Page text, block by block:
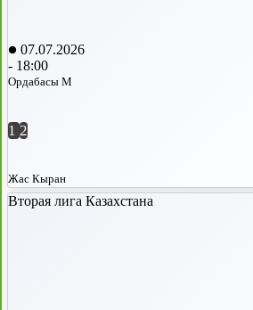
07.07.2026
- 18:00
Ордабасы М
1 2
Жас Кыран
Вторая лига Казахстана